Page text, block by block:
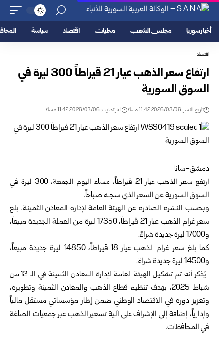
أخبار سوريا مجلس الشعب محليات اقتصاد سياسة
اقتصاد
ارتفاع سعر الذهب عيار 21 قيراطاً 300 ليرة في
السوق السورية
تاريخ النشر: 2026/03/06 11:42 مساءً اخر تحديث: 2026/03/06 11:42 مساءً
دمشق-سانا
ارتفع سعر الذهب عيار 21 قيراطاً، مساء اليوم الجمعة، 300 ليرة في
السوق السورية عن السعر الذي سجله صباحاً.
وبحسب النشرة الصادرة عن الهيئة العامة لإدارة المعادن الثمينة، بلغ
سعر غرام الذهب
عيار 21 قيراطاً، 17350 ليرة من العملة الجديدة مبيعاً،
و17000 ليرة جديدة شراءً.
كما بلغ سعر غرام الذهب عيار 18 قيراطاً، 14850 ليرة جديدة مبيعاً،
و14500 ليرة جديدة شراءً.
يُذكر أنه تم تشكيل الهيئة العامة لإدارة المعادن الثمينة في الـ 12 من
شباط 2025، بهدف تنظيم قطاع الذهب والمعادن الثمينة وتطويره،
وتعزيز دوره في الاقتصاد الوطني ضمن إطار مؤسساتي مستقل مالياً
وإدارياً، إضافة إلى الإشراف على آلية تسعير الذهب عبر جمعيات الصاغة
في المحافظات.